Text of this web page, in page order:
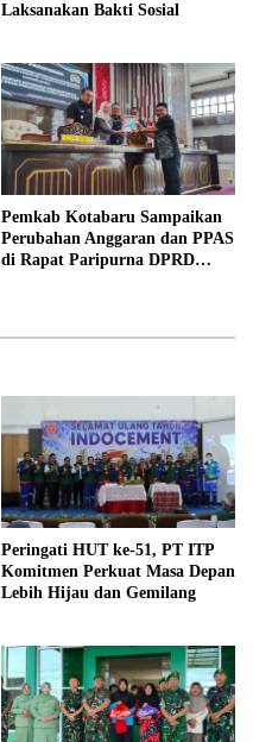
Laksanakan Bakti Sosial
Pemkab Kotabaru Sampaikan
Perubahan Anggaran dan PPAS
di Rapat Paripurna DPRD
Peringati HUT ke-51, PT ITP
Komitmen Perkuat Masa Depan
Lebih Hijau dan Gemilang